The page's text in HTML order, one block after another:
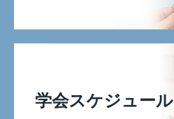
学会スケジュール